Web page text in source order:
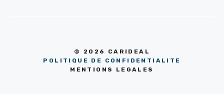
© 2026 CARIDEAL
POLITIQUE DE CONFIDENTIALITE
MENTIONS LEGALES